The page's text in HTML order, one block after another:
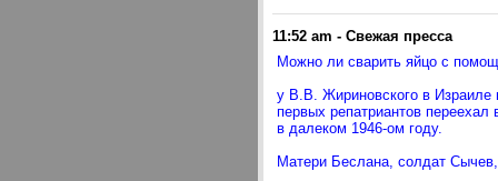
11:52 am - Свежая пресса
Можно ли сварить яйцо с
у В.В. Жириновского в Израиле
первых репатриантов
в далеком 1946-ом году.
Матери Беслана, солдат